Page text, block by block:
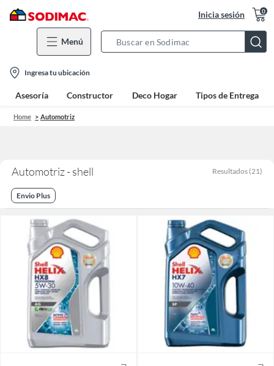
Inicia sesión 0
Menú
Bar
location-
icon
Ingresa tu ubicación
Asesoría Constructor Deco Hogar Tipos de Entrega
Home Automotriz
Automotriz - shell Resultados (21)
Envio Plus